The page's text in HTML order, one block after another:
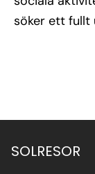
söker ett fullt
SOLRESOR